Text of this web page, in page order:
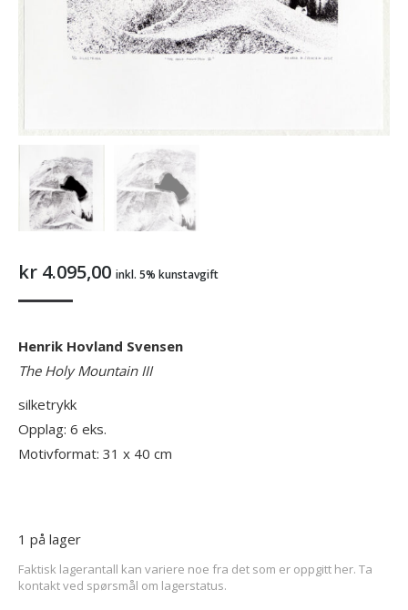
kr 4.095,00 inkl. 5% kunstavgift
Henrik Hovland Svensen
The Holy Mountain III
silketrykk
Opplag: 6 eks.
Motivformat: 31 x 40 cm
1 på lager
Faktisk lagerantall kan variere noe fra det som er oppgitt her. Ta
kontakt ved spørsmål om lagerstatus.